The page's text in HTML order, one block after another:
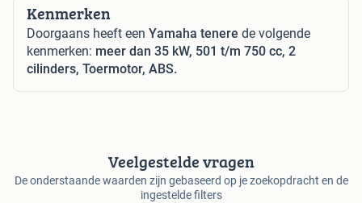
Kenmerken
Doorgaans heeft een Yamaha tenere de volgende
kenmerken: meer dan 35 kW, 501 t/m 750 cc, 2
cilinders, Toermotor, ABS.
Veelgestelde vragen
De onderstaande waarden zijn gebaseerd op je zoekopdracht en de
ingestelde filters